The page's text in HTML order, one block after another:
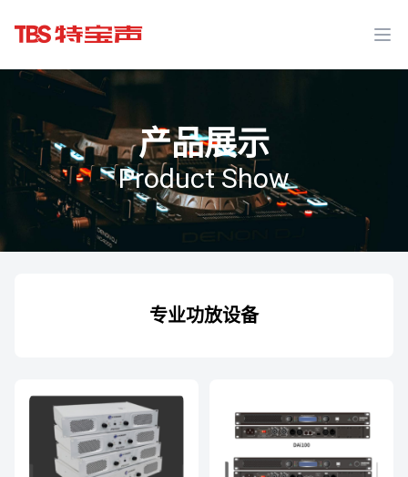
产品展示
Product Show
专业功放设备